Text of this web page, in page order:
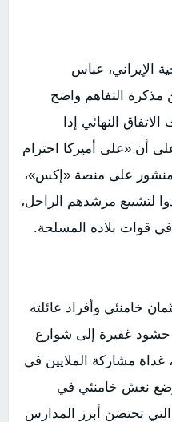
الإيراني، عباس
قوله إن «البند 13 من مذكرة التفاهم واضح
النهائي إذا
أن «على أميركا احترام
على منصة «إكس»،
لتشييع مرشدهم الراحل،
في قوات بلاده المسلحة.
خامنئي وأفراد عائلته
حشود غفيرة إلى شوارع
مشاركة الملايين في
نعش خامنئي في
تحتضن أبرز المدارس